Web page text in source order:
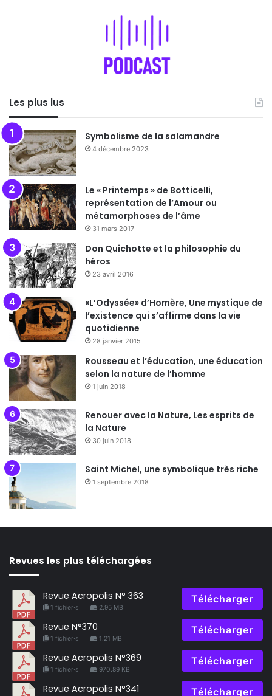
Les plus lus
Symbolisme de la salamandre
4 décembre 2023
Le « Printemps » de Botticelli,
représentation de l’Amour ou
métamorphoses de l’âme
31 mars 2017
Don Quichotte et la philosophie du
héros
23 avril 2016
«L’Odyssée» d’Homère, Une mystique de
l’existence qui s’affirme dans la vie
quotidienne
28 janvier 2015
Rousseau et l’éducation, une éducation
selon la nature de l’homme
1 juin 2018
Renouer avec la Nature, Les esprits de
la Nature
30 juin 2018
Saint Michel, une symbolique très riche
1 septembre 2018
Revues les plus téléchargées
Revue Acropolis N° 363
1 fichier·s 2.95 MB
Télécharger
Revue N°370
1 fichier·s 1.21 MB
Télécharger
Revue Acropolis N°369
1 fichier·s 970.89 KB
Télécharger
Revue Acropolis N°341 Télécharger